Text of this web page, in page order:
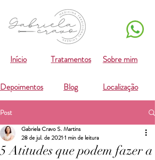
Início Tratamentos
Depoimentos Blog
Sobre mim
Localização
Post
5 Atitudes que podem fazer a
Gabriela Cravo S. Martins
28 de jul. de 2021 1 min de leitura